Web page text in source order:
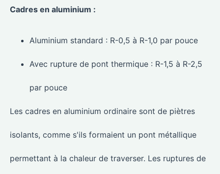
Cadres en aluminium :
Aluminium standard : R-0,5 à R-1,0 par pouce
Avec rupture de pont thermique : R-1,5 à R-2,5
par pouce
Les cadres en aluminium ordinaire sont de piètres
isolants, comme s'ils formaient un pont métallique
permettant à la chaleur de traverser. Les ruptures de